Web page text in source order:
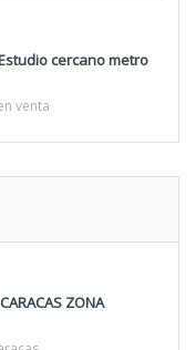
cercano metro
venta
ZONA